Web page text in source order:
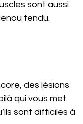
sont aussi
tendu.
des lésions
qui vous met
sont difficiles à